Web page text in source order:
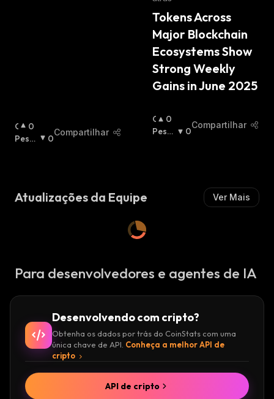
O
T
T
0
Pessi
0
Compartilhar
A
:
Tokens Across
Major Blockchain
Ecosystems Show
Strong Weekly
Gains in June 2025
O
T
0
Pessi
0
Compartilhar
Atualizações da Equipe Ver Mais
Para desenvolvedores e agentes de IA
Desenvolvendo com cripto?
Obtenha os dados por trás do CoinStats com uma
única chave de API. Conheça a melhor API de
cripto
API de cripto